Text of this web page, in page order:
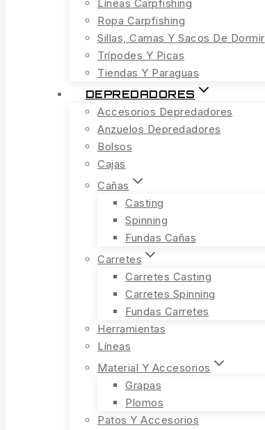
Líneas Carpfishing
Ropa Carpfishing
Sillas, Camas Y Sacos De Dormir
Trípodes Y Picas
Tiendas Y Paraguas
DEPREDADORES
Accesorios Depredadores
Anzuelos Depredadores
Bolsos
Cajas
Cañas
Casting
Spinning
Fundas Cañas
Carretes
Carretes Casting
Carretes Spinning
Fundas Carretes
Herramientas
Líneas
Material Y Accesorios
Grapas
Plomos
Patos Y Accesorios